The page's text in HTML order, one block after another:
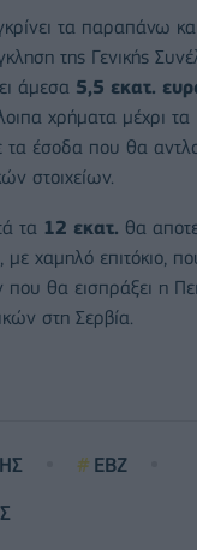
τα παραπάνω
της Γενικής
άμεσα 5,5 εκατ.
χρήματα μέχρι τα
τα έσοδα που θα
στοιχείων.
τα 12 εκατ. θα
με χαμηλό επιτόκιο,
θα εισπράξει η
στη Σερβία.
EBZ